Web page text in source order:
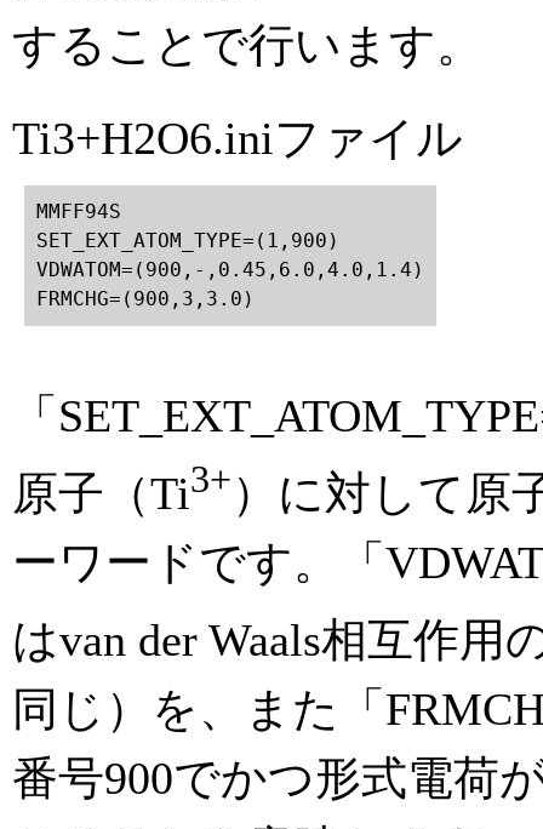
することで行います。
Ti3+H2O6.iniファイル
MMFF94S
SET_EXT_ATOM_TYPE=(1,900)
VDWATOM=(900,-,0.45,6.0,4.0,1.4)
FRMCHG=(900,3,3.0)
「
原子（Ti3+ ）に対して原
ーワードです。「
はvan der Waals相互作
同じ）を、また「
番号900でかつ形式電荷